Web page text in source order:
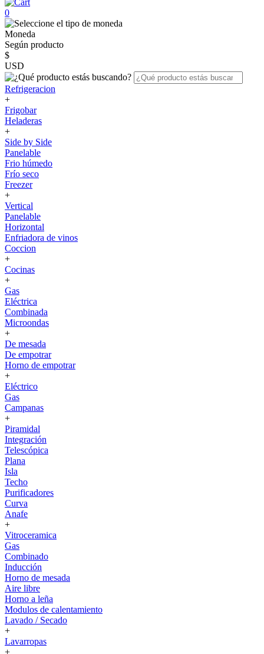
0
Moneda
Según producto
$
USD
Refrigeracion
+
Frigobar
Heladeras
+
Side by Side
Panelable
Frio húmedo
Frío seco
Freezer
+
Vertical
Panelable
Horizontal
Enfriadora de vinos
Coccion
+
Cocinas
+
Gas
Eléctrica
Combinada
Microondas
+
De mesada
De empotrar
Horno de empotrar
+
Eléctrico
Gas
Campanas
+
Piramidal
Integración
Telescópica
Plana
Isla
Techo
Purificadores
Curva
Anafe
+
Vitroceramica
Gas
Combinado
Inducción
Horno de mesada
Aire libre
Horno a leña
Modulos de calentamiento
Lavado / Secado
+
Lavarropas
+